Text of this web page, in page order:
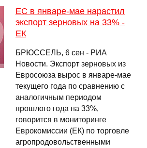
ЕС в январе-мае нарастил
экспорт зерновых на 33% -
ЕК
БРЮССЕЛЬ, 6 сен - РИА
Новости. Экспорт зерновых из
Евросоюза вырос в январе-мае
текущего года по сравнению с
аналогичным периодом
прошлого года на 33%,
говорится в мониторинге
Еврокомиссии (ЕК) по торговле
агропродовольственными